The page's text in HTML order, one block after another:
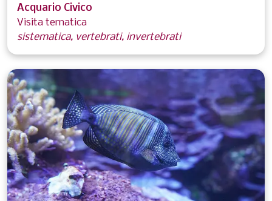
Acquario Civico
Visita tematica
sistematica, vertebrati, invertebrati